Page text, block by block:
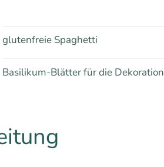
glutenfreie Spaghetti
Basilikum-Blätter für die Dekoration